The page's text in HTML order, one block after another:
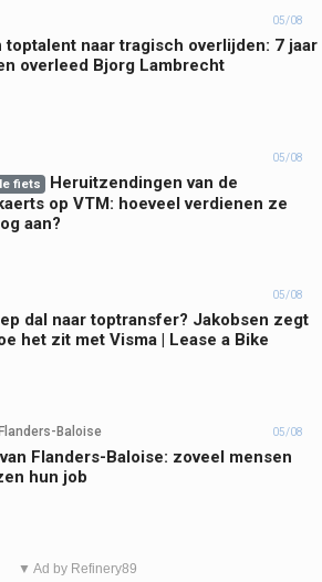
05/08
toptalent naar tragisch overlijden: 7 jaar
overleed Bjorg Lambrecht
05/08
fiets
Heruitzendingen van de
op VTM: hoeveel verdienen ze
aan?
05/08
dal naar toptransfer? Jakobsen zegt
het zit met Visma | Lease a Bike
Baloise 05/08
Flanders-Baloise: zoveel mensen
hun job
▼ Ad by Refinery89